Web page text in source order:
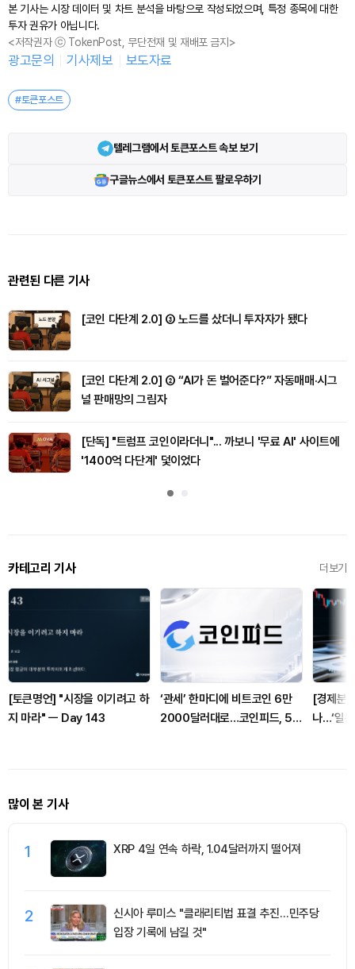
본 기사는 시장 데이터 및 차트 분석을 바탕으로 작성되었으며, 특정 종목에 대한
투자 권유가 아닙니다.
<저작권자 ⓒ TokenPost, 무단전재 및 재배포 금지>
광고문의 기사제보 보도자료
#토큰포스트
텔레그램에서 토큰포스트 속보 보기
구글뉴스에서 토큰포스트 팔로우하기
관련된 다른 기사
[코인 다단계 2.0] ③ 노드를 샀더니 투자자가 됐다
[코인 다단계 2.0] ② “AI가 돈 벌어준다?” 자동매매·시그
널 판매망의 그림자
[단독] "트럼프 코인이라더니"... 까보니 '무료 AI' 사이트에
'1400억 다단계' 덫이었다
카테고리 기사 더보기
[토큰명언] "시장을 이기려고 하
지 마라" ㅡ Day 143
‘관세’ 한마디에 비트코인 6만
2000달러대로…코인피드, 5억
[경제분
나…‘일
많이 본 기사
1 XRP 4일 연속 하락, 1.04달러까지 떨어져
2
신시아 루미스 "클래리티법 표결 추진…민주당
입장 기록에 남길 것"